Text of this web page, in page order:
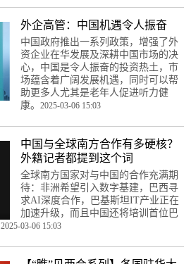
外企高管：中国机遇令人振奋
中国政府推出一系列政策，增强了外
资企业在华发展及深耕中国市场的决
心，中国是令人振奋的投资热土，市
场蕴含着广阔发展机遇，同时可以帮
助更多人尤其是老年人促进听力健
康。 2025-03-06 15:03
中国与全球南方合作有多硬核？
外籍记者都提到这个词
全球南方国家对与中国的合作充满期
待：非洲希望引入数字基建，巴西寻
求AI深度合作，巴基斯坦IT产业正在
加速升级，而且中国还将培训首位巴
2025-03-06 15:03